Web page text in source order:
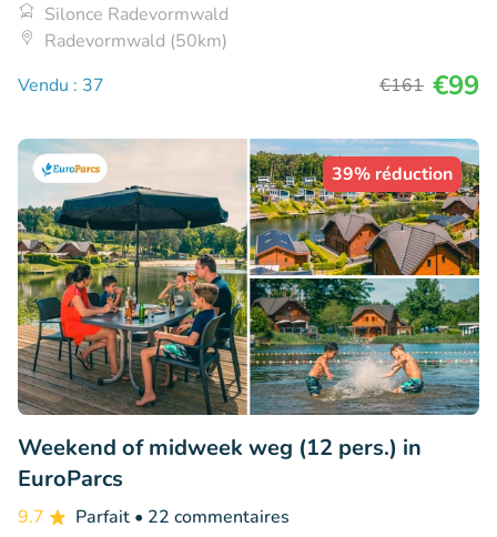
Silonce Radevormwald
Radevormwald (50km)
Vendu : 37
€161 €99
39% réduction
Weekend of midweek weg (12 pers.) in
EuroParcs
9.7 Parfait • 22 commentaires